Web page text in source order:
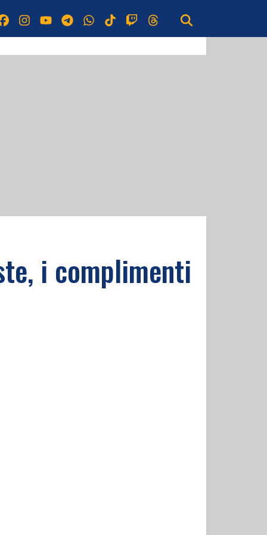
i complimenti